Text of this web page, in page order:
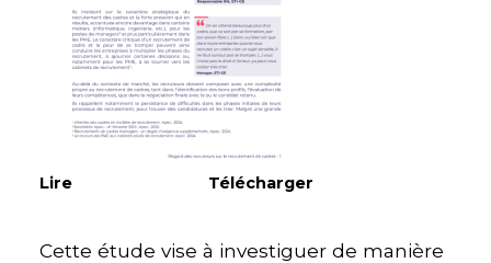
Lire Télécharger
Cette étude vise à investiguer de manière